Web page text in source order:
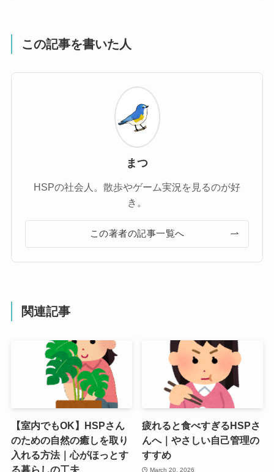
この記事を書いた人
まつ
HSPの社会人。散歩やゲーム実況を見るのが好
き。
この著者の記事一覧へ
関連記事
【室内でもOK】HSPさん
のための自然の癒しを取り
入れる方法｜心がほっとす
る暮らしの工夫
疲れると食べすぎるHSPさ
んへ｜やさしい自己管理の
すすめ
March 20, 2026